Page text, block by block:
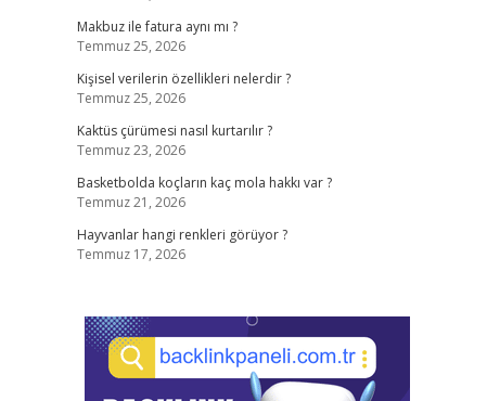
Makbuz ile fatura aynı mı ?
Temmuz 25, 2026
Kişisel verilerin özellikleri nelerdir ?
Temmuz 25, 2026
Kaktüs çürümesi nasıl kurtarılır ?
Temmuz 23, 2026
Basketbolda koçların kaç mola hakkı var ?
Temmuz 21, 2026
Hayvanlar hangi renkleri görüyor ?
Temmuz 17, 2026